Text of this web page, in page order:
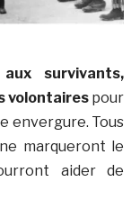
survivants,
volontairespour
envergure. Tous
marqueront le
aider de